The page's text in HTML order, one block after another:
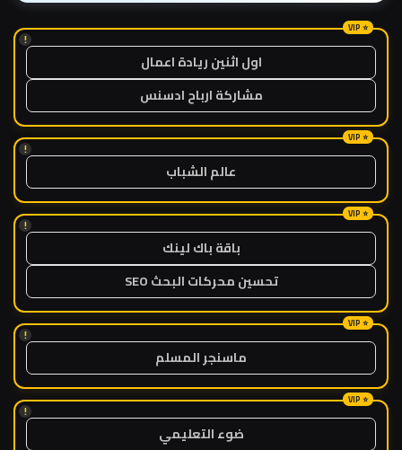
!
اول اثنين ريادة اعمال
مشاركة ارباح ادسنس
!
عالم الشباب
!
باقة باك لينك
تحسين محركات البحث SEO
!
ماسنجر المسلم
!
ضوء التعليمي